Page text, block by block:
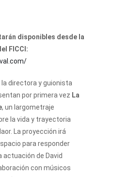
disponibles desde la
FICCI:
la directora y guionista
por primera vez La
, un largometraje
la vida y trayectoria
La proyección irá
para responder
actuación de David
con músicos